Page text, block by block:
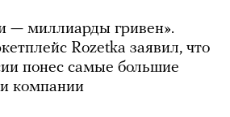
— миллиарды гривен».
Rozetka заявил, что
понес самые большие
компании